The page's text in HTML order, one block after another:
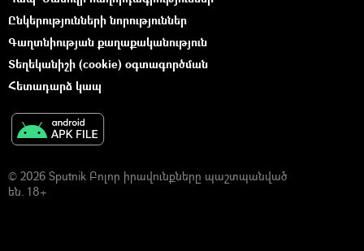
Ընկերությունների նորություններ
Գաղտնիության քաղաքականություն
Տեղեկանիշի (cookie) օգտագործման
Հետադարձ կապ
© 2026 Sputnik Բոլոր իրավունքները պաշտպանված
են. 18+